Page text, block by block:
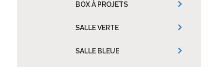
BOX À PROJETS
SALLE VERTE
SALLE BLEUE